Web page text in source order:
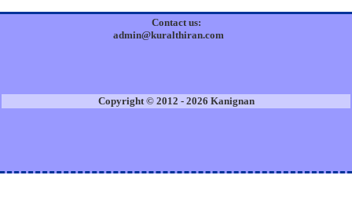
Contact us:
admin@kuralthiran.com
Copyright © 2012 - 2026 Kanignan